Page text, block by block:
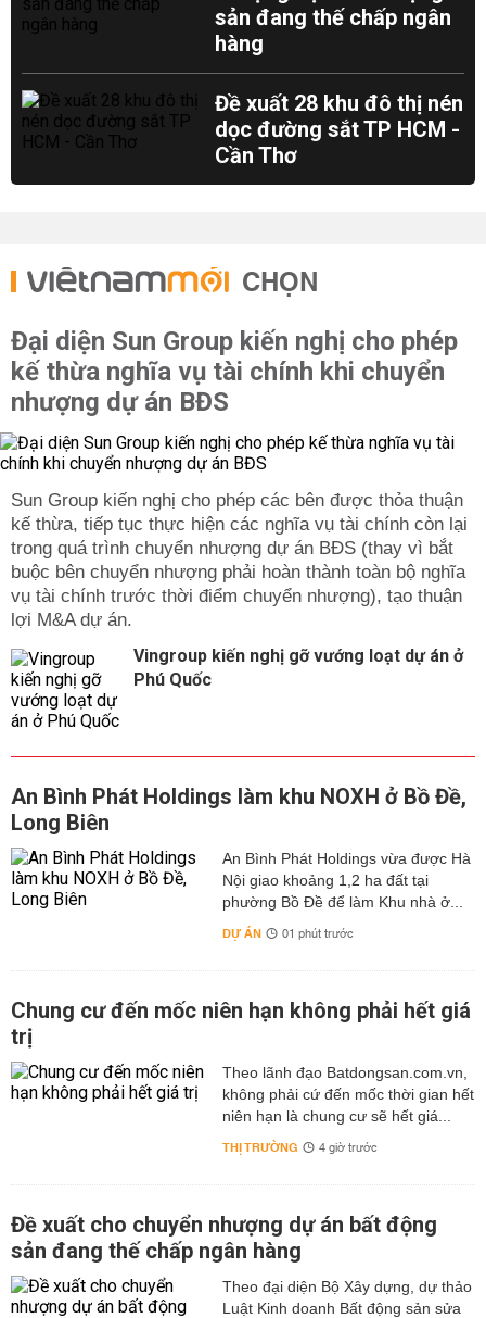
sản đang thế chấp ngân
hàng
Đề xuất 28 khu đô thị nén
dọc đường sắt TP HCM -
Cần Thơ
CHỌN
Đại diện Sun Group kiến nghị cho phép
kế thừa nghĩa vụ tài chính khi chuyển
nhượng dự án BĐS
Sun Group kiến nghị cho phép các bên được thỏa thuận
kế thừa, tiếp tục thực hiện các nghĩa vụ tài chính còn lại
trong quá trình chuyển nhượng dự án BĐS (thay vì bắt
buộc bên chuyển nhượng phải hoàn thành toàn bộ nghĩa
vụ tài chính trước thời điểm chuyển nhượng), tạo thuận
lợi M&A dự án.
Vingroup kiến nghị gỡ vướng loạt dự án ở
Phú Quốc
An Bình Phát Holdings làm khu NOXH ở Bồ Đề,
Long Biên
An Bình Phát Holdings vừa được Hà
Nội giao khoảng 1,2 ha đất tại
phường Bồ Đề để làm Khu nhà ở...
DỰ ÁN 01 phút trước
Chung cư đến mốc niên hạn không phải hết giá
trị
Theo lãnh đạo Batdongsan.com.vn,
không phải cứ đến mốc thời gian hết
niên hạn là chung cư sẽ hết giá...
THỊ TRƯỜNG 4 giờ trước
Đề xuất cho chuyển nhượng dự án bất động
sản đang thế chấp ngân hàng
Theo đại diện Bộ Xây dựng, dự thảo
Luật Kinh doanh Bất động sản sửa